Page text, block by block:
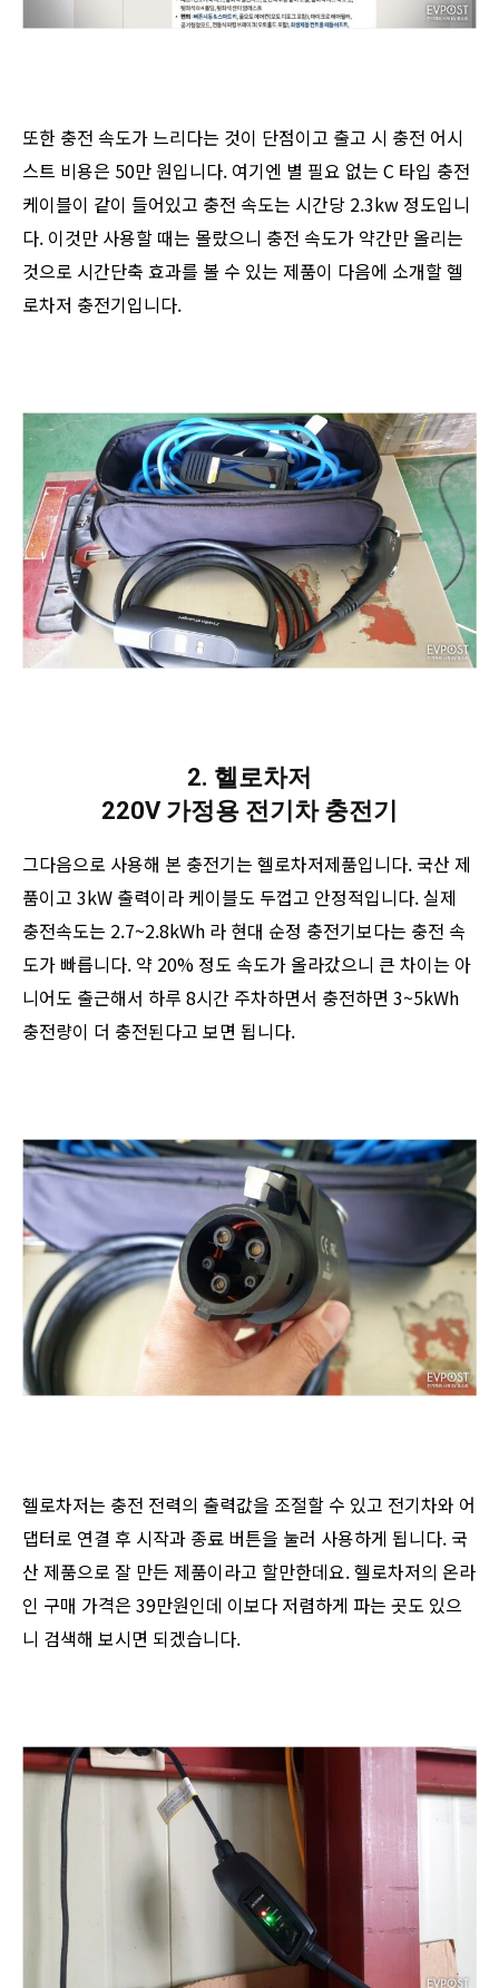
또한 충전 속도가 느리다는 것이 단점이고 출고 시 충전 어시
스트 비용은 50만 원입니다. 여기엔 별 필요 없는 C 타입 충전
케이블이 같이 들어있고 충전 속도는 시간당 2.3kw 정도입니
다. 이것만 사용할 때는 몰랐으니 충전 속도가 약간만 올리는
것으로 시간단축 효과를 볼 수 있는 제품이 다음에 소개할 헬
로차저 충전기입니다.
2. 헬로차저
220V 가정용 전기차 충전기
그다음으로 사용해 본 충전기는 헬로차저제품입니다. 국산 제
품이고 3kW 출력이라 케이블도 두껍고 안정적입니다. 실제
충전속도는 2.7~2.8kWh 라 현대 순정 충전기보다는 충전 속
도가 빠릅니다. 약 20% 정도 속도가 올라갔으니 큰 차이는 아
니어도 출근해서 하루 8시간 주차하면서 충전하면 3~5kWh
충전량이 더 충전된다고 보면 됩니다.
헬로차저는 충전 전력의 출력값을 조절할 수 있고 전기차와 어
댑터로 연결 후 시작과 종료 버튼을 눌러 사용하게 됩니다. 국
산 제품으로 잘 만든 제품이라고 할만한데요. 헬로차저의 온라
인 구매 가격은 39만원인데 이보다 저렴하게 파는 곳도 있으
니 검색해 보시면 되겠습니다.